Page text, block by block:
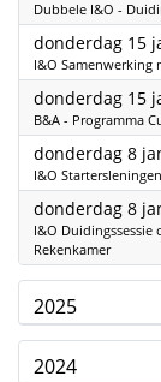
Dubbele I&O -
donderdag 15
I&O Samenwerking
donderdag 15
B&A - Programma
donderdag 8
I&O Startersleningen
donderdag 8
I&O
Rekenkamer
2025
2024